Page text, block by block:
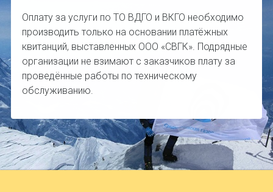
Оплату за услуги по ТО ВДГО и ВКГО необходимо
производить только на основании платёжных
квитанций, выставленных ООО «СВГК». Подрядные
организации не взимают с заказчиков плату за
проведённые работы по техническому
обслуживанию.